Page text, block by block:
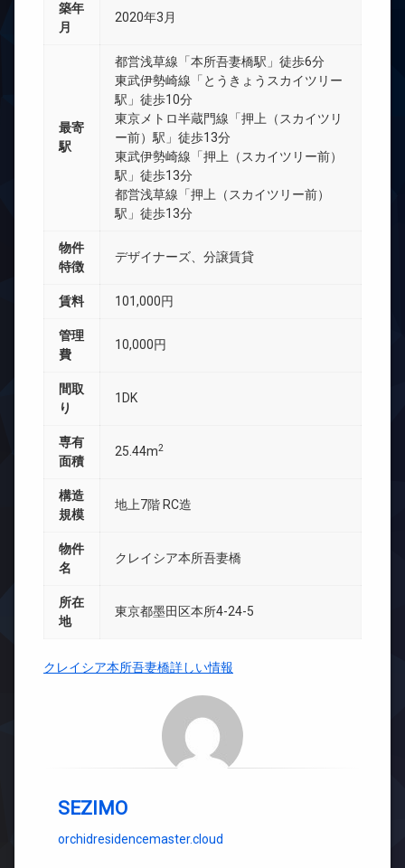
築年
月
2020年3月
最寄
駅
都営浅草線「本所吾妻橋駅」徒歩6分
東武伊勢崎線「とうきょうスカイツリー
駅」徒歩10分
東京メトロ半蔵門線「押上（スカイツリ
ー前）駅」徒歩13分
東武伊勢崎線「押上（スカイツリー前）
駅」徒歩13分
都営浅草線「押上（スカイツリー前）
駅」徒歩13分
物件
特徴
デザイナーズ、分譲賃貸
賃料 101,000円
管理
費
10,000円
間取
り
1DK
専有
面積
25.44m2
構造
規模
地上7階 RC造
物件
名
クレイシア本所吾妻橋
所在
地
東京都墨田区本所4-24-5
クレイシア本所吾妻橋詳しい情報
SEZIMO
orchidresidencemaster.cloud